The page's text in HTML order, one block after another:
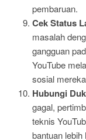
pembaruan.
Cek Status
masalah
gangguan
YouTube
sosial
Hubungi
gagal,
teknis
bantuan lebih